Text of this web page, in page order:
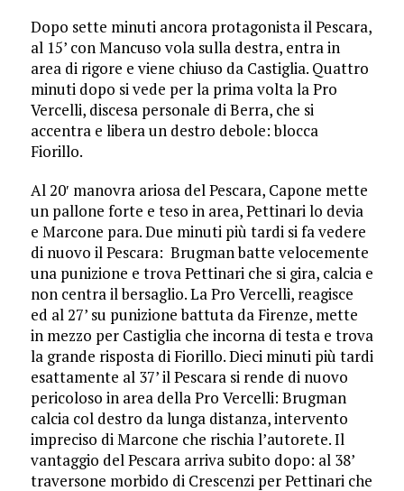
Dopo sette minuti ancora protagonista il Pescara,
al 15’ con Mancuso vola sulla destra, entra in
area di rigore e viene chiuso da Castiglia. Quattro
minuti dopo si vede per la prima volta la Pro
Vercelli, discesa personale di Berra, che si
accentra e libera un destro debole: blocca
Fiorillo.
Al 20′ manovra ariosa del Pescara, Capone mette
un pallone forte e teso in area, Pettinari lo devia
e Marcone para. Due minuti più tardi si fa vedere
di nuovo il Pescara: Brugman batte velocemente
una punizione e trova Pettinari che si gira, calcia e
non centra il bersaglio. La Pro Vercelli, reagisce
ed al 27’ su punizione battuta da Firenze, mette
in mezzo per Castiglia che incorna di testa e trova
la grande risposta di Fiorillo. Dieci minuti più tardi
esattamente al 37’ il Pescara si rende di nuovo
pericoloso in area della Pro Vercelli: Brugman
calcia col destro da lunga distanza, intervento
impreciso di Marcone che rischia l’autorete. Il
vantaggio del Pescara arriva subito dopo: al 38’
traversone morbido di Crescenzi per Pettinari che